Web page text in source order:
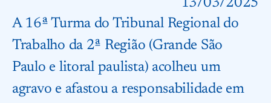
13/03/2025
A 16ª Turma do Tribunal Regional do
Trabalho da 2ª Região (Grande São
Paulo e litoral paulista) acolheu um
agravo e afastou a responsabilidade em